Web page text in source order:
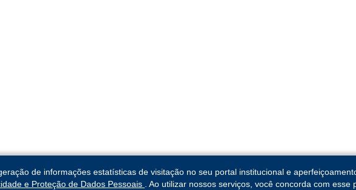
de informações estatísticas de visitação no seu portal institucional e
e Proteção de Dados Pessoais . Ao utilizar nossos serviços, você concorda com esse